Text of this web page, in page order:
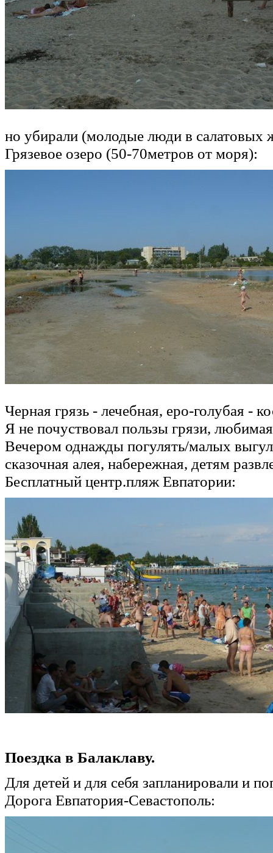
но убирали (молодые люди в салатовых
Грязевое озеро (50-70метров от моря):
Черная грязь - лечебная, еро-голубая -
Я не почуствовал пользы грязи,
Вечером однажды погулять/малых
сказочная алея, набережная, детям
Бесплатный центр.пляж Евпатории:
Поездка в Балаклаву.
Для детей и для себя запланировали и
Дорога Евпатория-Севастополь: